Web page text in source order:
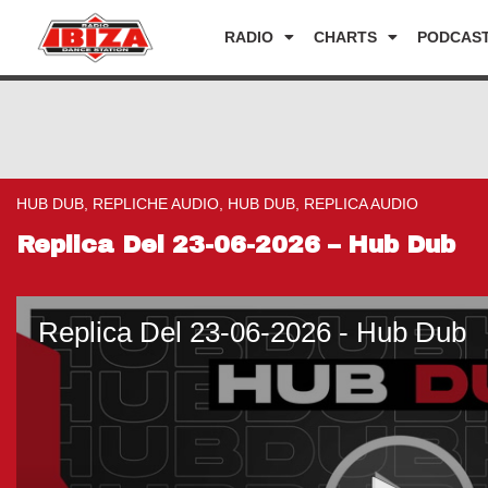
RADIO CHARTS
HUB DUB, REPLICHE AUDIO, HUB DUB, REPLICA AUDIO
Replica Del 23-06-2026 – Hub Dub
Replica Del 23-06-2026 - Hub Dub